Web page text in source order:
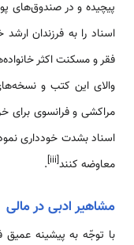
پیچیده و در صندوق‌های
اسناد را به فرزندان
فقر و مسکنت اکثر
والای این کتب و
مراکشی و فرانسوی برای
اسناد بشدت خودداری
معاوضه کنند[iii]
.
مشاهیر ادبی در مالی
با توجّه به پیشینه